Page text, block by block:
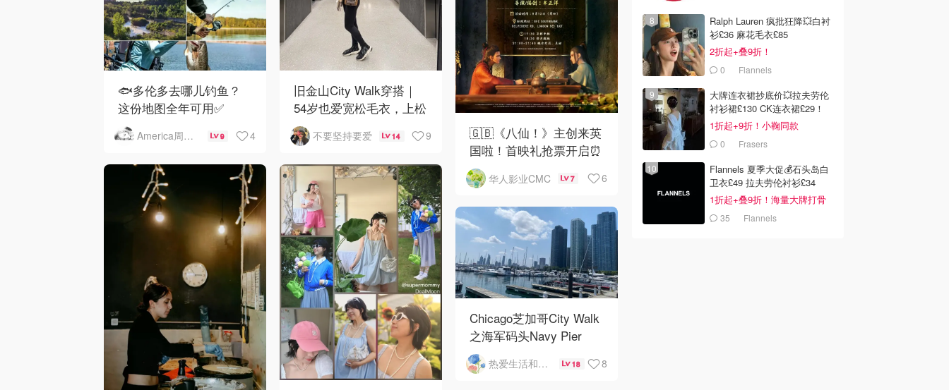
🐟多伦多去哪儿钓鱼？
这份地图全年可用✅
America周末快讯 9 4
旧金山City Walk穿搭｜
54岁也爱宽松毛衣，上松
下紧真的很救比例
不要坚持要爱 14 9
🇬🇧《八仙！》主创来英
国啦！首映礼抢票开启⏰
华人影业CMC 7 6
Chicago芝加哥City Walk
之海军码头Navy Pier
热爱生活和自由的轻舞飞扬 18 8
Ralph Lauren 疯批狂降💥白衬
衫£36 麻花毛衣£85
2折起+叠9折！
0 Flannels
大牌连衣裙抄底价💥拉夫劳伦
衬衫裙£130 CK连衣裙£29！
1折起+9折！小鞠同款
Ganni£88
0 Frasers
Flannels 夏季大促💰石头岛白
卫衣£49 拉夫劳伦衬衫£34
1折起+叠9折！海量大牌打骨
折！
35 Flannels